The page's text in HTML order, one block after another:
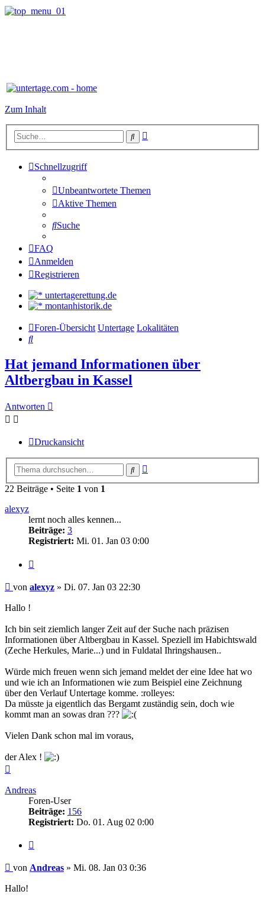
Zum Inhalt
Suche
Schnellzugriff
Unbeantwortete Themen
Aktive Themen
Suche
FAQ
Anmelden
Registrieren
untertagerettung.de
montanhistorik.de
Foren-Übersicht Untertage Lokalitäten
Suche
Hat jemand Informationen über
Altbergbau in Kassel
Antworten
Druckansicht
Suche
22 Beiträge • Seite 1 von 1
alexyz
lernt noch alles kennen...
Beiträge: 3
Registriert: Mi. 01. Jan 03 0:00
Beitrag
von alexyz » Di. 07. Jan 03 22:30
Hallo !
Ich bin seit ziemlich langer Zeit auf der Suche nach präzisen
Informationen über Altbergbau in Kassel. Speziell im Habichtswald
(Zeche Herkules, Marie...) und in Fuldatal Ihringshausen..
Würde mich freuen wenn sich jemand meldet der eine Idee hat wo
und wie ich an Informationen wie zum Beispiel eine Zeichnung
über den Verlauf Untertage komme. :rolleyes:
Da müsste ja eigentlich das Bergamt zuständig sein, doch wie
kommt man an sowas dran ???
Vielen Dank schon mal im voraus,
der Alex !
Andreas
Foren-User
Beiträge: 156
Registriert: Do. 01. Aug 02 0:00
Beitrag
von Andreas » Mi. 08. Jan 03 0:36
Hallo!